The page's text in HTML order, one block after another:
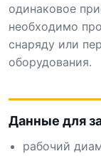
одинаковое
необходимо
снаряду или
оборудования.
Данные для
рабочий